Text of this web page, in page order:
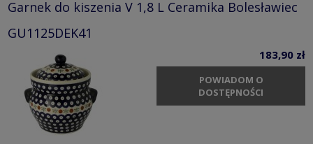
Garnek do kiszenia V 1,8 L Ceramika Bolesławiec
GU1125DEK41
183,90 zł
POWIADOM O
DOSTĘPNOŚCI